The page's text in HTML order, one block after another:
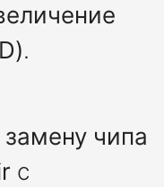
.
чипа
с